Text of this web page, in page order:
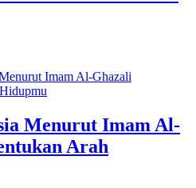
Menurut Imam Al-
Arah